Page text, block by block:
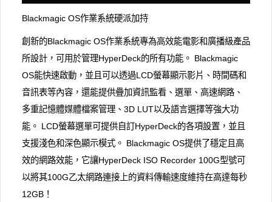
Blackmagic OS作業系統硬派加持
創新的Blackmagic OS作業系統專為高效能電影和廣播級產品
所設計，可用於管理HyperDeck的所有功能。 Blackmagic
OS能快速啟動，並且可以透過LCD螢幕顯示影片、時間碼和
音訊表等內容，還能提供疊加資訊監看、選單、高速網路、
多重記憶體媒體檔案管理、3D LUT以及語言選擇等強大功
能。 LCD螢幕選單可提供自訂HyperDeck的各項設置，並且
支援淺色和深色顯示模式。 Blackmagic OS提供了穩定且高
效的網路效能，它讓HyperDeck ISO Recorder 100G型號可
以將其100G乙太網路連接上的資料傳輸速度維持在高達每秒
12GB！